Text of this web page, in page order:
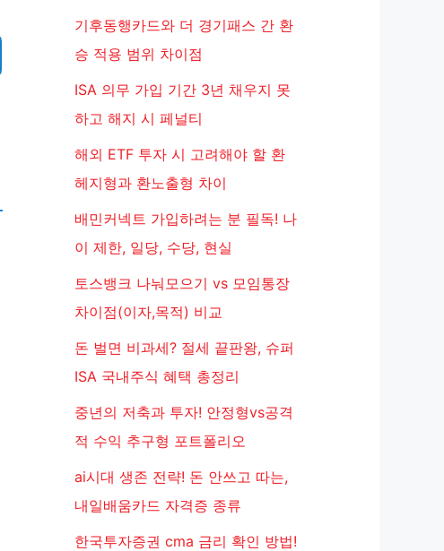
기후동행카드와 더 경기패스 간 환
승 적용 범위 차이점
ISA 의무 가입 기간 3년 채우지 못
하고 해지 시 페널티
해외 ETF 투자 시 고려해야 할 환
헤지형과 환노출형 차이
배민커넥트 가입하려는 분 필독! 나
이 제한, 일당, 수당, 현실
토스뱅크 나눠모으기 vs 모임통장
차이점(이자,목적) 비교
돈 벌면 비과세? 절세 끝판왕, 슈퍼
ISA 국내주식 혜택 총정리
중년의 저축과 투자! 안정형vs공격
적 수익 추구형 포트폴리오
ai시대 생존 전략! 돈 안쓰고 따는,
내일배움카드 자격증 종류
한국투자증권 cma 금리 확인 방법!